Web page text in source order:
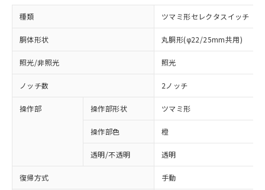
種類 ツマミ形セレクタスイッチ
胴体形状 丸胴形(φ22/25mm共用)
照光/非照光 照光
ノッチ数 2ノッチ
操作部 操作部形状 ツマミ形
操作部色 橙
透明/不透明 透明
復帰方式 手動